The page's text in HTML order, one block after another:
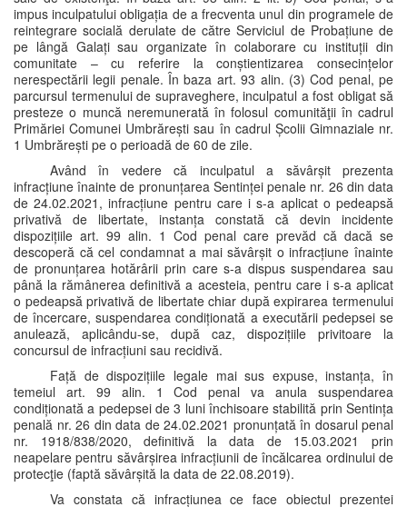
impus inculpatului obligația de a frecventa unul din programele de
reintegrare socială derulate de către Serviciul de Probațiune de
pe lângă Galați sau organizate în colaborare cu instituții din
comunitate – cu referire la conștientizarea consecințelor
nerespectării legii penale. În baza art. 93 alin. (3) Cod penal, pe
parcursul termenului de supraveghere, inculpatul a fost obligat să
presteze o muncă neremunerată în folosul comunităţii în cadrul
Primăriei Comunei Umbrărești sau în cadrul Școlii Gimnaziale nr.
1 Umbrărești pe o perioadă de 60 de zile.
Având în vedere că inculpatul a săvârșit prezenta
infracțiune înainte de pronunțarea Sentinței penale nr. 26 din data
de 24.02.2021, infracțiune pentru care i s-a aplicat o pedeapsă
privativă de libertate, instanța constată că devin incidente
dispozițiile art. 99 alin. 1 Cod penal care prevăd că dacă se
descoperă că cel condamnat a mai săvârșit o infracțiune înainte
de pronunțarea hotărârii prin care s-a dispus suspendarea sau
până la rămânerea definitivă a acesteia, pentru care i s-a aplicat
o pedeapsă privativă de libertate chiar după expirarea termenului
de încercare, suspendarea condiționată a executării pedepsei se
anulează, aplicându-se, după caz, dispozițiile privitoare la
concursul de infracțiuni sau recidivă.
Față de dispozițiile legale mai sus expuse, instanța, în
temeiul art. 99 alin. 1 Cod penal va anula suspendarea
condiționată a pedepsei de 3 luni închisoare stabilită prin Sentința
penală nr. 26 din data de 24.02.2021 pronunțată în dosarul penal
nr. 1918/838/2020, definitivă la data de 15.03.2021 prin
neapelare pentru săvârșirea infracțiunii de încălcarea ordinului de
protecţie (faptă săvârșită la data de 22.08.2019).
Va constata că infracțiunea ce face obiectul prezentei